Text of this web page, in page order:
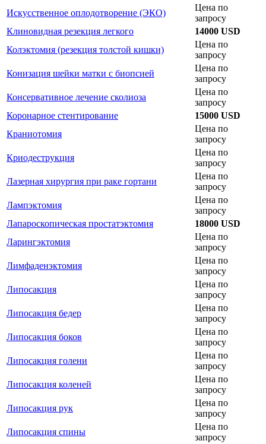
Искусственное оплодотворение (ЭКО)
Цена по
запросу
Клиновидная резекция легкого
14000 USD
Колэктомия (резекция толстой кишки)
Цена по
запросу
Конизация шейки матки с биопсией
Цена по
запросу
Консервативное лечение сколиоза
Цена по
запросу
Коронарное стентирование
15000 USD
Краниотомия
Цена по
запросу
Криодеструкция
Цена по
запросу
Лазерная хирургия при раке гортани
Цена по
запросу
Лампэктомия
Цена по
запросу
Лапароскопическая простатэктомия
18000 USD
Ларингэктомия
Цена по
запросу
Лимфаденэктомия
Цена по
запросу
Липосакция
Цена по
запросу
Липосакция бедер
Цена по
запросу
Липосакция боков
Цена по
запросу
Липосакция голени
Цена по
запросу
Липосакция коленей
Цена по
запросу
Липосакция рук
Цена по
запросу
Липосакция спины
Цена по
запросу